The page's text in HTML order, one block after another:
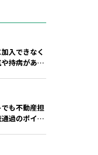
入できなく
持病がある
も不動産担
過のポイン